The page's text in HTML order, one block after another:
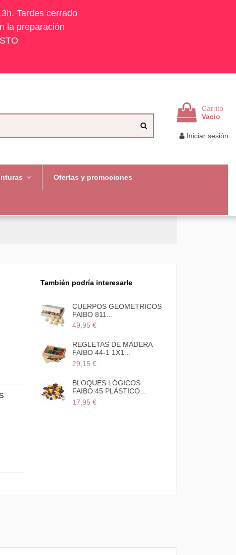
Tardes cerrado
la preparación
Carrito
Vacio
Iniciar sesión
Ofertas y promociones
También podría interesarle
DE
CUERPOS GEOMETRICOS
FAIBO 811...
49,95 €
REGLETAS DE MADERA
FAIBO 44-1 1X1...
29,15 €
BLOQUES LÓGICOS
FAIBO 45 PLÁSTICO...
17,95 €